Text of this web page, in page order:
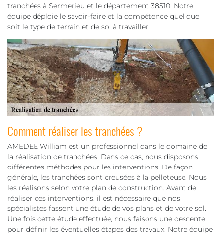
tranchées à Sermerieu et le département 38510. Notre
équipe déploie le savoir-faire et la compétence quel que
soit le type de terrain et de sol à travailler.
Comment réaliser les tranchées ?
AMEDEE William est un professionnel dans le domaine de
la réalisation de tranchées. Dans ce cas, nous disposons
différentes méthodes pour les interventions. De façon
générale, les tranchées sont creusées à la pelleteuse. Nous
les réalisons selon votre plan de construction. Avant de
réaliser ces interventions, il est nécessaire que nos
spécialistes fassent une étude de vos plans et de votre sol.
Une fois cette étude effectuée, nous faisons une descente
pour définir les éventuelles étapes des travaux. Notre équipe